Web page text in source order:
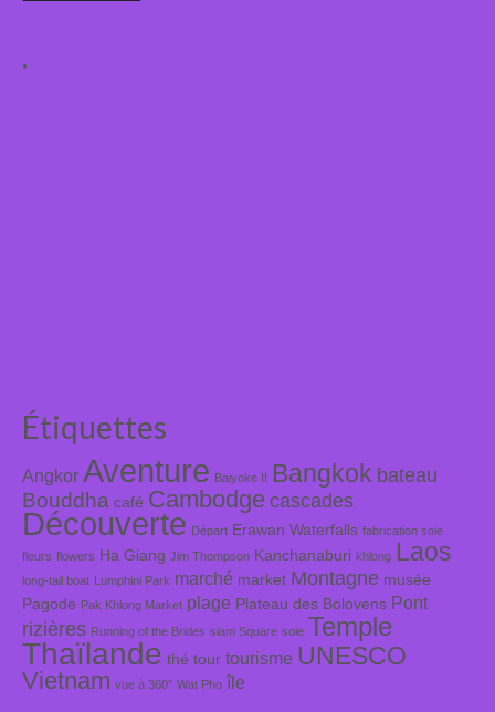
.
Étiquettes
Angkor Aventure Baiyoke II Bangkok bateau
Bouddha café Cambodge cascades
Découverte Départ Erawan Waterfalls fabrication soie
fleurs flowers Ha Giang Jim Thompson Kanchanaburi khlong Laos
long-tail boat Lumphini Park marché market Montagne musée
Pagode Pak Khlong Market plage Plateau des Bolovens Pont
rizières Running of the Brides siam Square soie Temple
Thaïlande thé tour tourisme UNESCO
Vietnam vue à 360° Wat Pho île